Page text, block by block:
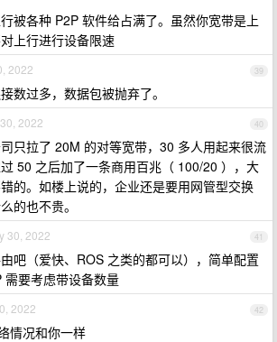
被各种 P2P 软件给占满了。虽然你宽带是上
上行进行设备限速
39
2022
数过多，数据包被抛弃了。
40
2022
只拉了 20M 的对等宽带，30 多人用起来很流
50 之后加了一条商用百兆（ 100/20 ），大
的。如楼上说的，企业还是要用网管型交换
的也不贵。
41
30, 2022
吧（爱快、ROS 之类的都可以），简单配置
需要考虑带设备数量
42
2022
情况和你一样